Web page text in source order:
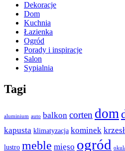
Dekoracje
Dom
Kuchnia
Łazienka
Ogród
Porady i inspiracje
Salon
Sypialnia
Tagi
aluminium auto balkon corten dom
kapusta klimatyzacja kominek
lustro meble mięso ogród